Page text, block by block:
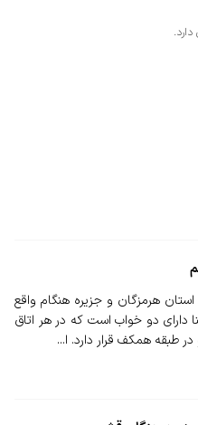
هرمزگان و جزیره هنگام واقع
با 80 متر زیربنا دارای دو خواب است که در هر اتاق
طبقه همکف قرار دارد. ا...